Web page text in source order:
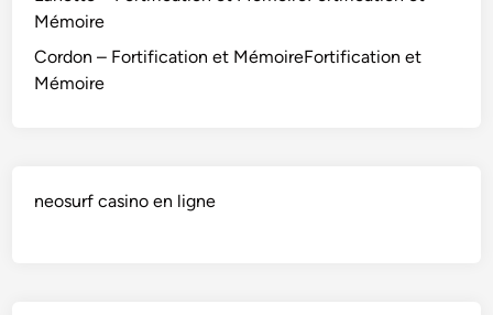
Mémoire
Cordon – Fortification et MémoireFortification et
Mémoire
neosurf casino en ligne